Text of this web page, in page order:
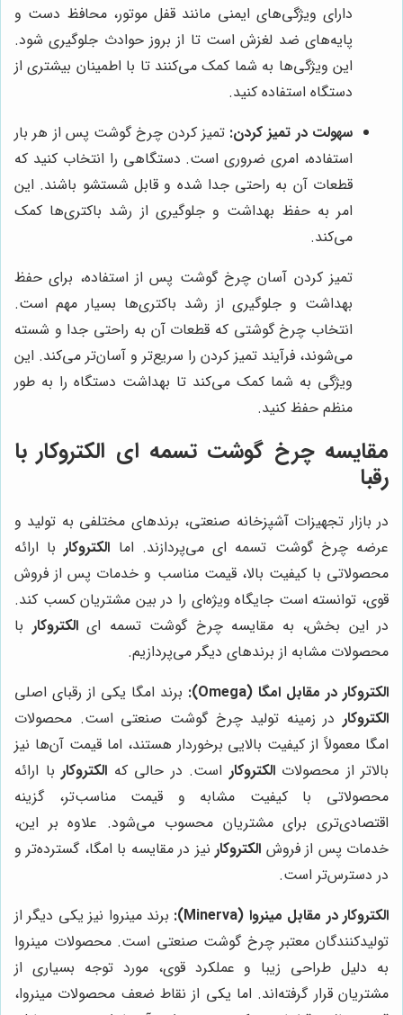
دارای ویژگی‌های ایمنی مانند قفل موتور، محافظ دست و
پایه‌های ضد لغزش است تا از بروز حوادث جلوگیری شود.
این ویژگی‌ها به شما کمک می‌کنند تا با اطمینان بیشتری از
دستگاه استفاده کنید.
سهولت در تمیز کردن: تمیز کردن چرخ گوشت پس از هر بار
استفاده، امری ضروری است. دستگاهی را انتخاب کنید که
قطعات آن به راحتی جدا شده و قابل شستشو باشند. این
امر به حفظ بهداشت و جلوگیری از رشد باکتری‌ها کمک
می‌کند.
تمیز کردن آسان چرخ گوشت پس از استفاده، برای حفظ
بهداشت و جلوگیری از رشد باکتری‌ها بسیار مهم است.
انتخاب چرخ گوشتی که قطعات آن به راحتی جدا و شسته
می‌شوند، فرآیند تمیز کردن را سریع‌تر و آسان‌تر می‌کند. این
ویژگی به شما کمک می‌کند تا بهداشت دستگاه را به طور
منظم حفظ کنید.
مقایسه چرخ گوشت تسمه ای الکتروکار با
رقبا
در بازار تجهیزات آشپزخانه صنعتی، برندهای مختلفی به تولید و
عرضه چرخ گوشت تسمه ای می‌پردازند. اما الکتروکاربا ارائه
محصولاتی با کیفیت بالا، قیمت مناسب و خدمات پس از فروش
قوی، توانسته است جایگاه ویژه‌ای را در بین مشتریان کسب کند.
در این بخش، به مقایسه چرخ گوشت تسمه ایالکتروکار با
محصولات مشابه از برندهای دیگر می‌پردازیم.
الکتروکار در مقابل امگا (Omega):
برند امگا یکی از رقبای اصلی
الکتروکار در زمینه تولید چرخ گوشت صنعتی است. محصولات
امگا معمولاً از کیفیت بالایی برخوردار هستند، اما قیمت آن‌ها نیز
بالاتر از محصولاتالکتروکار است. در حالی که الکتروکار با ارائه
محصولاتی با کیفیت مشابه و قیمت مناسب‌تر، گزینه
اقتصادی‌تری برای مشتریان محسوب می‌شود. علاوه بر این،
خدمات پس از فروش الکتروکارنیز در مقایسه با امگا، گسترده‌تر و
در دسترس‌تر است.
الکتروکار در مقابل مینروا (Minerva):
برند مینروا نیز یکی دیگر از
تولیدکنندگان معتبر چرخ گوشت صنعتی است. محصولات مینروا
به دلیل طراحی زیبا و عملکرد قوی، مورد توجه بسیاری از
مشتریان قرار گرفته‌اند. اما یکی از نقاط ضعف محصولات مینروا،